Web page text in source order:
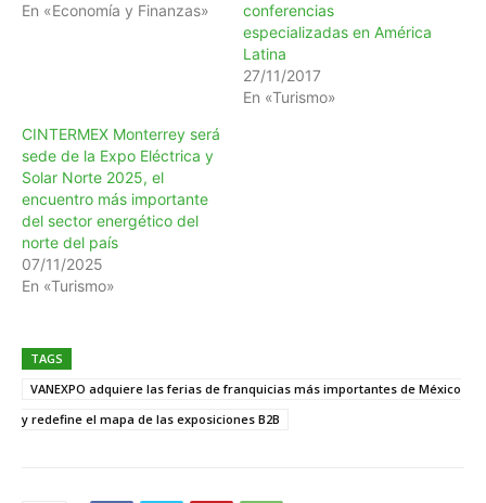
En «Economía y Finanzas»
conferencias
especializadas en América
Latina
27/11/2017
En «Turismo»
CINTERMEX Monterrey será
sede de la Expo Eléctrica y
Solar Norte 2025, el
encuentro más importante
del sector energético del
norte del país
07/11/2025
En «Turismo»
TAGS
VANEXPO adquiere las ferias de franquicias más importantes de México
y redefine el mapa de las exposiciones B2B